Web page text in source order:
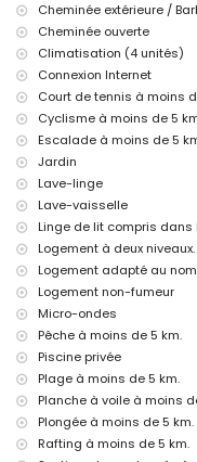
second aéroport le plus
interdiction de fumer
animaux non admis
L'hébergement est très
Équipements et services
internet (WiFi)
linge de lit et serviettes
service de réception et
chauffage électrique et
Équipements et services
lit supplémentaire et lit/
Sites touristiques et
Xàbia), ruine (Molinos de
Xàbia), bâtiment
(Pueblo de Xàbia et
l'hébergement)
château (Portal de la Vila
l'hébergement)
Cheminée extérieure /
Cheminée ouverte
Climatisation (4 unités)
Connexion Internet
Court de tennis à moins
Cyclisme à moins de 5
Escalade à moins de 5
Jardin
Lave-linge
Lave-vaisselle
Linge de lit compris dans
Logement à deux niveaux.
Logement adapté au
Logement non-fumeur
Micro-ondes
Pêche à moins de 5 km.
Piscine privée
Plage à moins de 5 km.
Planche à voile à moins
Plongée à moins de 5 km.
Rafting à moins de 5 km.